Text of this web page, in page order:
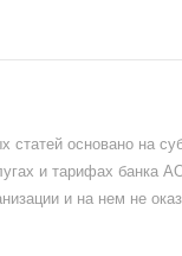
основано на
и тарифах банка
и на нем не